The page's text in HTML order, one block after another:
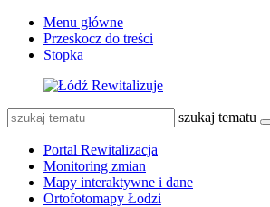
Menu główne
Przeskocz do treści
Stopka
szukaj tematu
Portal Rewitalizacja
Monitoring zmian
Mapy interaktywne i dane
Ortofotomapy Łodzi